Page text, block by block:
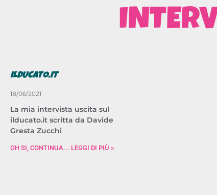
ILDUCATO.IT
18/06/2021
La mia intervista uscita sul
ilducato.it scritta da Davide
Gresta Zucchi
OH SI, CONTINUA... LEGGI DI PIÙ »